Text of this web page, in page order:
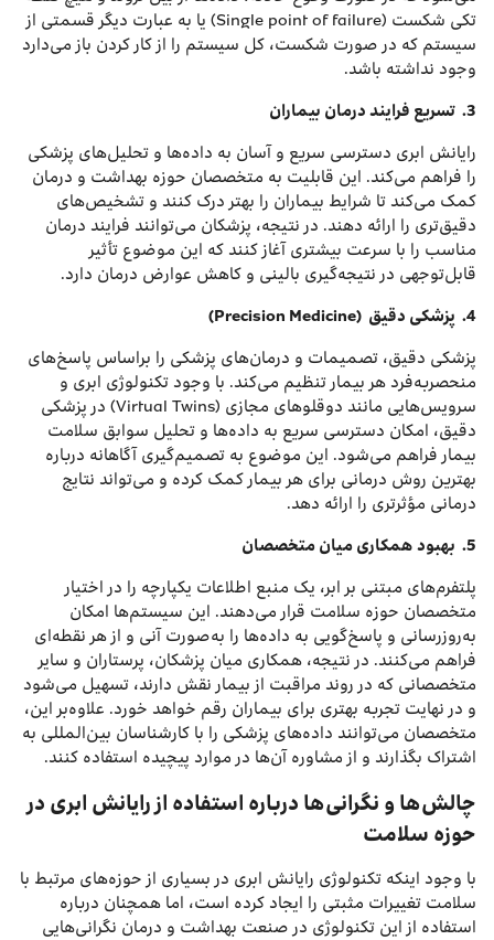
تکی شکست (Single point of failure) یا به عبارت دیگر قسمتی از
سیستم که در صورت شکست، کل سیستم را از کار کردن باز می‌دارد
وجود نداشته باشد.
3. تسریع فرایند درمان بیماران
رایانش ابری دسترسی سریع و آسان به داده‌ها و تحلیل‌های پزشکی
را فراهم می‌کند. این قابلیت به متخصصان حوزه بهداشت و درمان
کمک می‌کند تا شرایط بیماران را بهتر درک کنند و تشخیص‌های
دقیق‌تری را ارائه دهند. در نتیجه، پزشکان می‌توانند فرایند درمان
مناسب را با سرعت بیشتری آغاز کنند که این موضوع تأثیر
قابل‌توجهی در نتیجه‌گیری بالینی و کاهش عوارض درمان دارد.
4. پزشکی دقیق (Precision Medicine)
پزشکی دقیق، تصمیمات و درمان‌های پزشکی را بر‌اساس پاسخ‌های
منحصربه‌فرد هر بیمار تنظیم می‌کند. با وجود تکنولوژی ابری و
سرویس‌هایی مانند دوقلوهای مجازی (Virtual Twins) در پزشکی
دقیق، امکان دسترسی سریع به داده‌ها و تحلیل سوابق سلامت
بیمار فراهم می‌شود. این موضوع به تصمیم‌گیری آگاهانه درباره
بهترین روش درمانی برای هر بیمار کمک کرده و می‌تواند نتایج
درمانی مؤثرتری را ارائه دهد.
5. بهبود همکاری میان متخصصان
پلتفرم‌های مبتنی بر ابر، یک منبع اطلاعات یکپارچه را در اختیار
متخصصان حوزه سلامت قرار می‌دهند. این سیستم‌ها امکان
به‌روزرسانی و پاسخ‌گویی به داده‌ها را به‌صورت آنی و از هر نقطه‌ای
فراهم می‌کنند. در نتیجه، همکاری میان پزشکان، پرستاران و سایر
متخصصانی که در روند مراقبت از بیمار نقش دارند، تسهیل می‌شود
و در نهایت تجربه بهتری برای بیماران رقم خواهد خورد. علاوه‌بر این،
متخصصان می‌توانند داده‌های پزشکی را با کارشناسان بین‌المللی به
اشتراک بگذارند و از مشاوره آن‌ها در موارد پیچیده استفاده کنند.
چالش‌ها و نگرانی‌ها درباره استفاده از رایانش ابری در
حوزه سلامت
با وجود اینکه تکنولوژی رایانش ابری در بسیاری از حوزه‌های مرتبط با
سلامت تغییرات مثبتی را ایجاد کرده است، اما همچنان درباره
استفاده از این تکنولوژی در صنعت بهداشت و درمان نگرانی‌هایی